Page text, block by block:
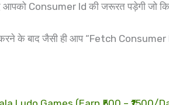
आपको Consumer Id की जरूरत पड़ेगी जो कि
के बाद जैसी ही आप “Fetch